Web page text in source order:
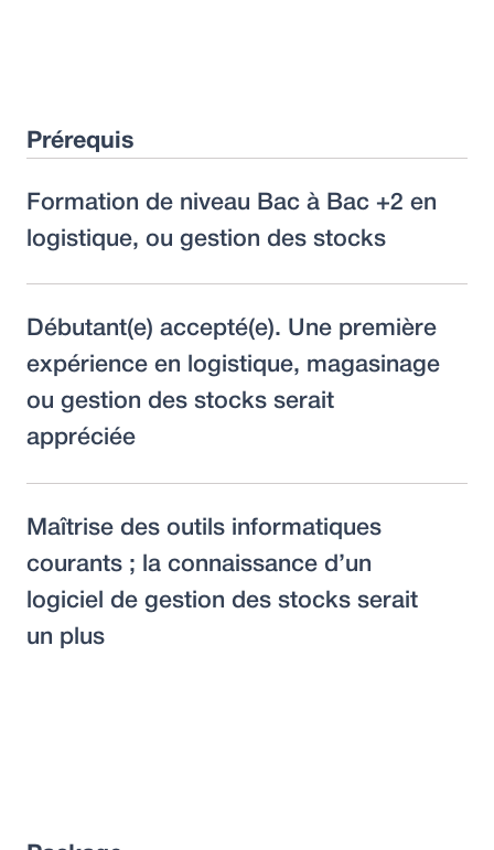
Prérequis
Formation de niveau Bac à Bac +2 en
logistique, ou gestion des stocks
Débutant(e) accepté(e). Une première
expérience en logistique, magasinage
ou gestion des stocks serait
appréciée
Maîtrise des outils informatiques
courants ; la connaissance d’un
logiciel de gestion des stocks serait
un plus